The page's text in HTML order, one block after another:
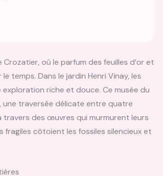
où le parfum des feuilles d’or et
temps. Dans le jardin Henri Vinay, les
riche et douce. Ce musée du
une traversée délicate entre quatre
travers des œuvres qui murmurent leurs
fragiles côtoient les fossiles silencieux et